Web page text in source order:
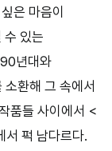
은 마음이
수 있는
년대와
환해 그 속에서
품들 사이에서 <
서 퍽 남다르다.